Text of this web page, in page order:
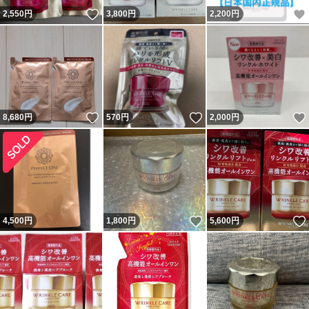
商品説明はバーコードなどから調べたデータをwebより抜
粋したものです。
尚、商品によってはサンプル画像なども御座います。
基本的に中古品につきましては返品返金交換等は対応出来
ません。予めご了承ください。
ヤフオクでは転売行為は禁止ですので、転売行為と確認で
き次第ヤフーに報告の上「落札者都合」にて取り消しま
す。
「未開封・未使用商品」であっても保管期間により、外箱
などに多少の痛みなどがある場合がございます。
完品をお求めの方のご入札はお控え下さい。予めご了承く
ださい。
商品によっては未使用品でもキズなどダメージがある商品
も御座います。
2,550円 いいね！
3,800円 2,200 円
8,680円 いいね！
570円 いいね！
2,000円
4,500円 1,800円 いいね！
5,600円